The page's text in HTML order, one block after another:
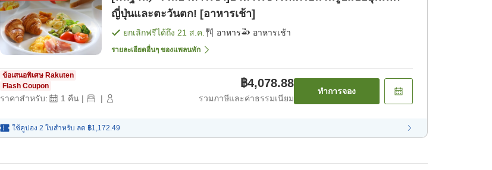
ญี่ปุ่นและตะวันตก! [อาหารเช้า]
ยกเลิกฟรีได้ถึง 21 ส.ค. อาหาร อาหารเช้า
รายละเอียดอื่นๆ ของแพลนพัก
ข้อเสนอพิเศษ Rakuten
Flash Coupon
ราคาสำหรับ: 1 คืน | |
฿4,078.88
รวมภาษีและค่าธรรมเนียม
ทำการจอง
ใช้คูปอง 2 ใบสำหรับ ลด ฿1,172.49